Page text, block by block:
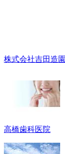
株式会社吉田造園
高橋歯科医院